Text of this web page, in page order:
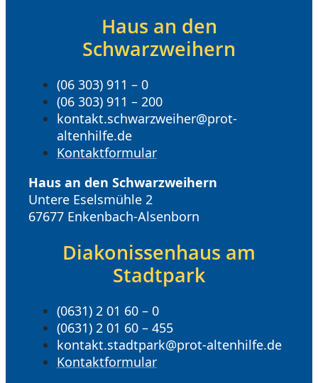
Haus an den
Schwarzweihern
(06 303) 911 – 0
(06 303) 911 – 200
kontakt.schwarzweiher@prot-
altenhilfe.de
Kontaktformular
Haus an den Schwarzweihern
Untere Eselsmühle 2
67677 Enkenbach-Alsenborn
Diakonissenhaus am
Stadtpark
(0631) 2 01 60 – 0
(0631) 2 01 60 – 455
kontakt.stadtpark@prot-altenhilfe.de
Kontaktformular